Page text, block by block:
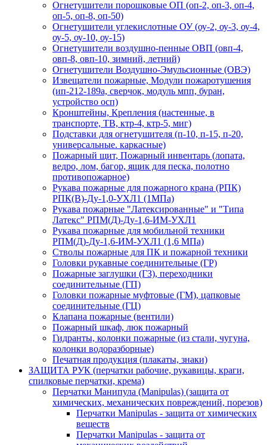
Огнетушители порошковые ОП (оп-2, оп-3, оп-4,
оп-5, оп-8, оп-50)
Огнетушители углекислотные ОУ (оу-2, оу-3, оу-4,
оу-5, оу-10, оу-15)
Огнетушители воздушно-пенные ОВП (овп-4,
овп-8, овп-10, зимний, летний)
Огнетушители Воздушно-Эмульсионные (ОВЭ)
Извещатели пожарные, Модули пожаротушения
(ип-212-189а, сверчок, модуль мпп, буран,
устройство осп)
Кронштейны, Крепления (настенные, в
транспорте, ТВ, ктр-4, ктр-5, миг)
Подставки для огнетушителя (п-10, п-15, п-20,
универсальные. каркасные)
Пожарный щит, Пожарный инвентарь (лопата,
ведро, лом, багор, ящик для песка, полотно
противопожарное)
Рукава пожарные для пожарного крана (РПК)
РПК(В)-Ду-1,0-УХЛ1 (1МПа)
Рукава пожарные "Латексированные" и "Типа
Латекс" РПМ(Д)-Ду-1,6-ИМ-УХЛ1
Рукава пожарные для мобильной техники
РПМ(Д)-Ду-1,6-ИМ-УХЛ1 (1,6 МПа)
Стволы пожарные для ПК и пожарной техники
Головки рукавные соединительные (ГР)
Пожарные заглушки (ГЗ), переходники
соединительные (ГП)
Головки пожарные муфтовые (ГМ), цапковые
соединительные (ГЦ)
Клапана пожарные (вентили)
Пожарный шкаф, люк пожарный
Гидранты, колонки пожарные (из стали, чугуна,
колонки водоразборные)
Печатная продукция (плакаты, знаки)
ЗАЩИТА РУК (перчатки рабочие, рукавицы, краги,
спилковые перчатки, крема)
Перчатки Манипула (Manipulas) (защита от
химических, механических повреждений, порезов)
Перчатки Manipulas - защита от химических
веществ
Перчатки Manipulas - защита от